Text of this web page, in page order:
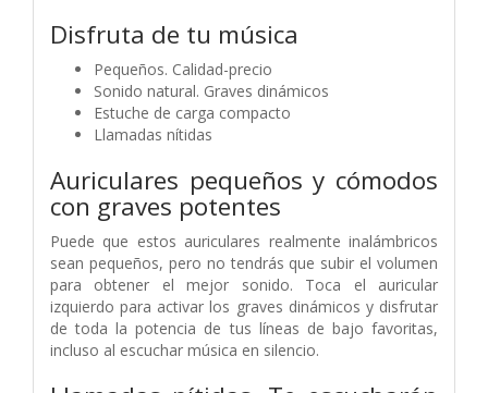
Disfruta de tu música
Pequeños. Calidad-precio
Sonido natural. Graves dinámicos
Estuche de carga compacto
Llamadas nítidas
Auriculares pequeños y cómodos
con graves potentes
Puede que estos auriculares realmente inalámbricos
sean pequeños, pero no tendrás que subir el volumen
para obtener el mejor sonido. Toca el auricular
izquierdo para activar los graves dinámicos y disfrutar
de toda la potencia de tus líneas de bajo favoritas,
incluso al escuchar música en silencio.